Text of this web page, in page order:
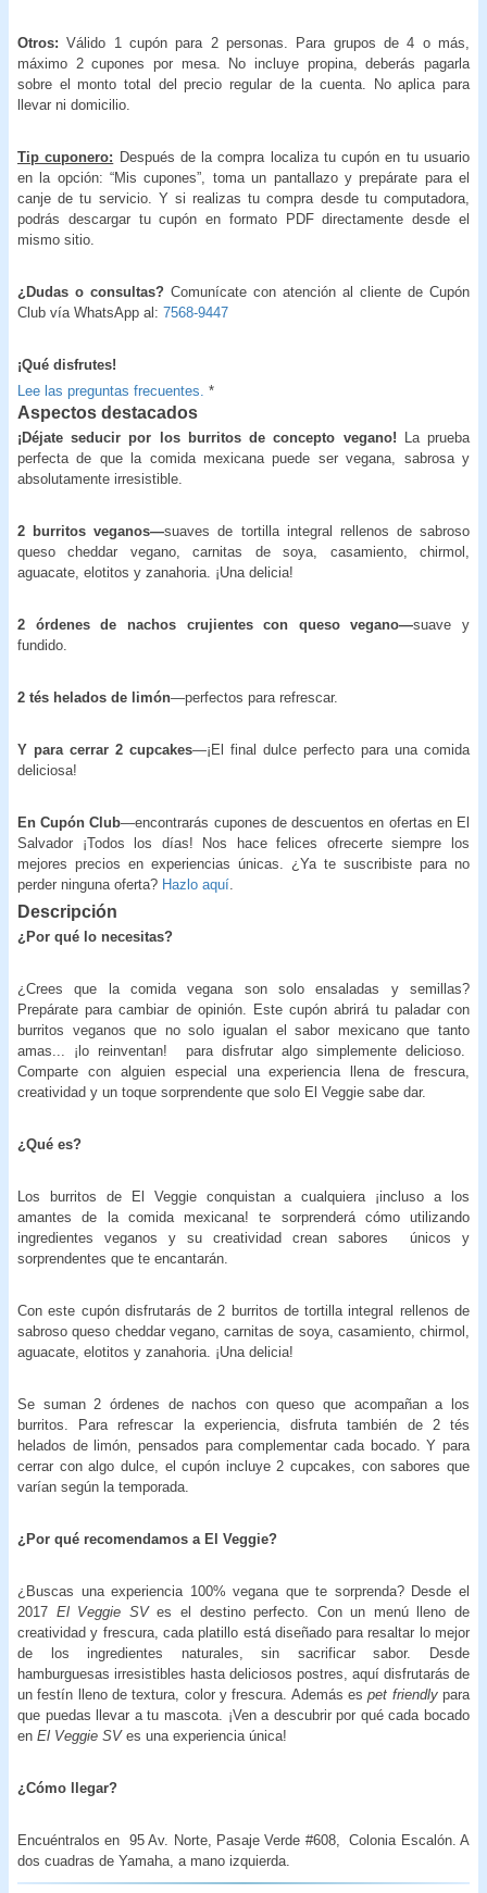
Otros:Válido 1 cupón para 2 personas. Para grupos de 4 o más,
máximo 2 cupones por mesa. No incluye propina, deberás pagarla
sobre el monto total del precio regular de la cuenta. No aplica para
llevar ni domicilio.
Tip cuponero: Después de la compra localiza tu cupón en tu usuario
en la opción: “Mis cupones”, toma un pantallazo y prepárate para el
canje de tu servicio. Y si realizas tu compra desde tu computadora,
podrás descargar tu cupón en formato PDF directamente desde el
mismo sitio.
¿Dudas o consultas? Comunícate con atención al cliente de Cupón
Club vía WhatsApp al: 7568-9447
¡Qué disfrutes!
Lee las preguntas frecuentes. *
Aspectos destacados
¡Déjate seducir por los burritos de concepto vegano!
La prueba
perfecta de que la comida mexicana puede ser vegana, sabrosa y
absolutamente irresistible.
2 burritos veganos—suaves de tortilla integral rellenos de sabroso
queso cheddar vegano, carnitas de soya, casamiento, chirmol,
aguacate, elotitos y zanahoria. ¡Una delicia!
2 órdenes de nachos crujientes con queso vegano—suave y
fundido.
2 tés helados de limón—perfectos para refrescar.
Y para cerrar 2 cupcakes—¡El final dulce perfecto para una comida
deliciosa!
En Cupón Club—encontrarás cupones de descuentos en ofertas en El
Salvador ¡Todos los días! Nos hace felices ofrecerte siempre los
mejores precios en experiencias únicas. ¿Ya te suscribiste para no
perder ninguna oferta? Hazlo aquí
Descripción
¿Por qué lo necesitas?
¿Crees que la comida vegana son solo ensaladas y semillas?
Prepárate para cambiar de opinión. Este cupón abrirá tu paladar con
burritos veganos que no solo igualan el sabor mexicano que tanto
amas... ¡lo reinventan! para disfrutar algo simplemente delicioso.
Comparte con alguien especial una experiencia llena de frescura,
creatividad y un toque sorprendente que solo El Veggie sabe dar.
¿Qué es?
Los burritos de El Veggie conquistan a cualquiera ¡incluso a los
amantes de la comida mexicana! te sorprenderá cómo utilizando
ingredientes veganos y su creatividad crean sabores únicos y
sorprendentes que te encantarán.
Con este cupón disfrutarás de 2 burritos de tortilla integral rellenos de
sabroso queso cheddar vegano, carnitas de soya, casamiento, chirmol,
aguacate, elotitos y zanahoria. ¡Una delicia!
Se suman 2 órdenes de nachos con queso que acompañan a los
burritos. Para refrescar la experiencia, disfruta también de 2 tés
helados de limón, pensados para complementar cada bocado. Y para
cerrar con algo dulce, el cupón incluye 2 cupcakes, con sabores que
varían según la temporada.
¿Por qué recomendamos a El Veggie?
¿Buscas una experiencia 100% vegana que te sorprenda? Desde el
2017 El Veggie SVes el destino perfecto. Con un menú lleno de
creatividad y frescura, cada platillo está diseñado para resaltar lo mejor
de los ingredientes naturales, sin sacrificar sabor. Desde
hamburguesas irresistibles hasta deliciosos postres, aquí disfrutarás de
un festín lleno de textura, color y frescura. Además espet friendlypara
que puedas llevar a tu mascota.
¡Ven a descubrir por qué cada bocado
en El Veggie SVes una experiencia única!
¿Cómo llegar?
Encuéntralos en 95 Av. Norte, Pasaje Verde #608, Colonia Escalón. A
dos cuadras de Yamaha, a mano izquierda.